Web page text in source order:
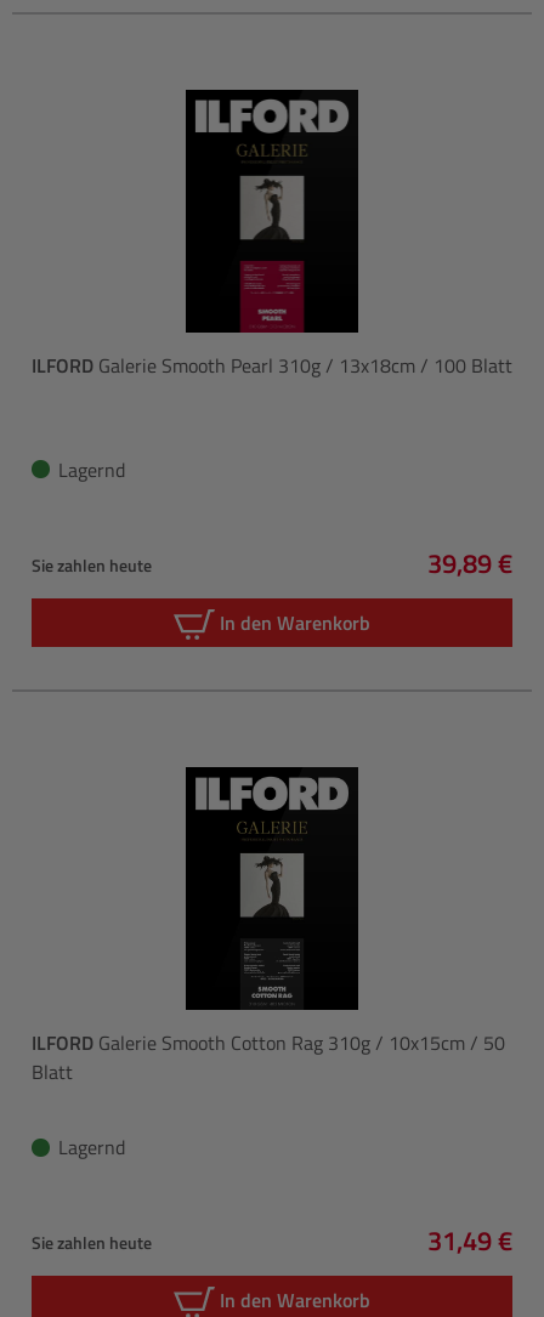
ILFORD Galerie Smooth Pearl 310g / 13x18cm / 100 Blatt
Lagernd
Sie zahlen heute 39,89 €
In den Warenkorb
ILFORD Galerie Smooth Cotton Rag 310g / 10x15cm / 50
Blatt
Lagernd
Sie zahlen heute 31,49 €
In den Warenkorb